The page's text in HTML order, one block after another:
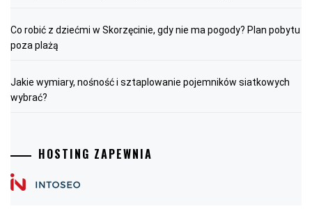
Co robić z dziećmi w Skorzęcinie, gdy nie ma pogody? Plan pobytu
poza plażą
Jakie wymiary, nośność i sztaplowanie pojemników siatkowych
wybrać?
HOSTING ZAPEWNIA